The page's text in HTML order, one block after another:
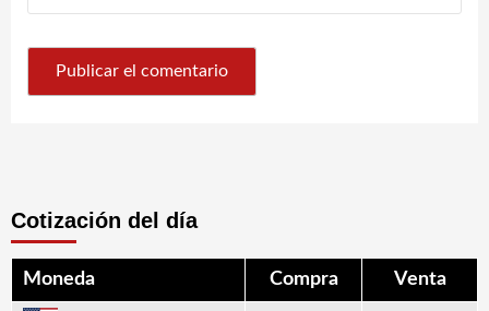
Cotización del día
Moneda Compra Venta